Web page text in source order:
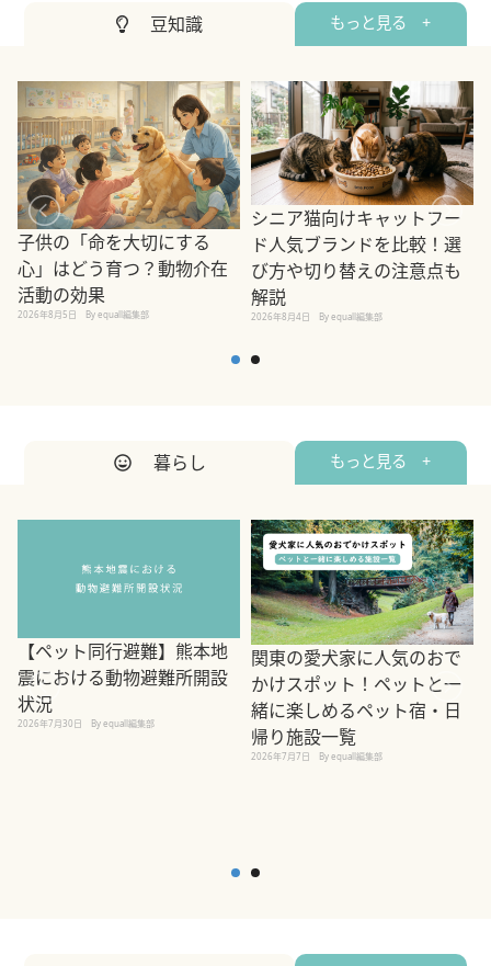
豆知識 もっと見る +
子供の「命を大切にする
心」はどう育つ？動物介在
活動の効果
2026年8月5日 By equall編集部
シニア猫向けキャットフー
ド人気ブランドを比較！選
び方や切り替えの注意点も
解説
2026年8月4日 By equall編集部
暮らし もっと見る +
【ペット同行避難】熊本地
震における動物避難所開設
状況
2026年7月30日 By equall編集部
関東の愛犬家に人気のおで
かけスポット！ペットと一
緒に楽しめるペット宿・日
帰り施設一覧
2026年7月7日 By equall編集部